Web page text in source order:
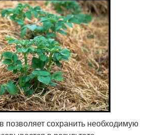
сохранить необходимую